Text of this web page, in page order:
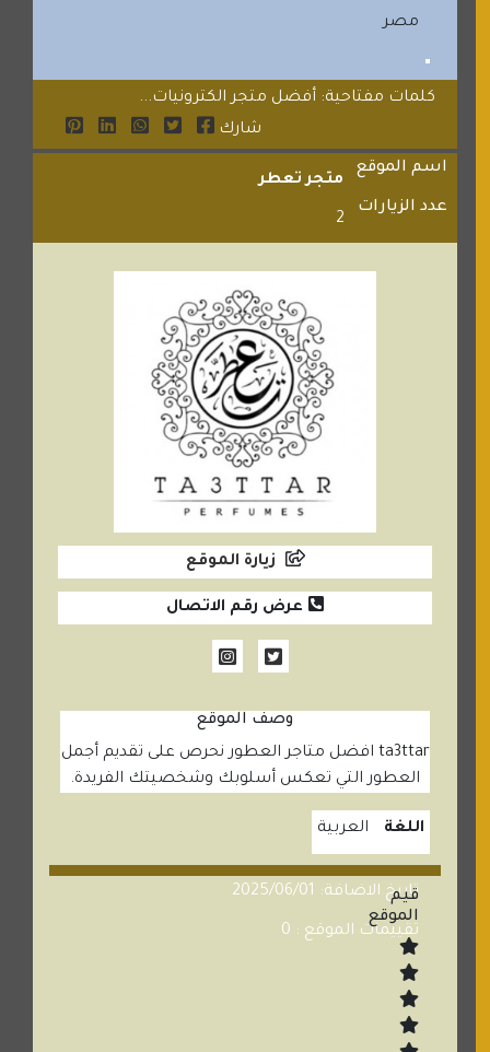
مصر
كلمات مفتاحية: أفضل متجر الكترونيات...
شارك
اسم الموقع
متجر تعطر
عدد الزيارات
2
زيارة الموقع
عرض رقم الاتصال
وصف الموقع
ta3ttar افضل متاجر العطور نحرص على تقديم أجمل
العطور التي تعكس أسلوبك وشخصيتك الفريدة.
اللغة العربية
تاريخ الاضافة: 2025/06/01
تقييمات الموقع : 0
قيم
الموقع